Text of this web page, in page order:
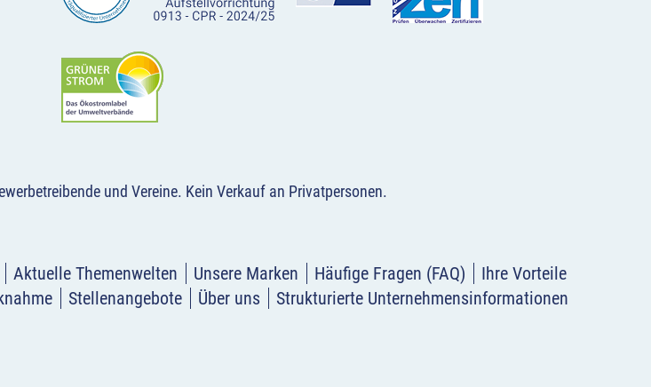
und Vereine. Kein Verkauf an Privatpersonen.
Aktuelle Themenwelten Unsere Marken Häufige Fragen (FAQ)
Ihre Vorteile
Stellenangebote Über uns Strukturierte Unternehmensinformationen